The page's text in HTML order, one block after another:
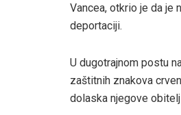
Vancea, otkrio je da je
deportaciji.
U dugotrajnom postu
zaštitnih znakova
dolaska njegove